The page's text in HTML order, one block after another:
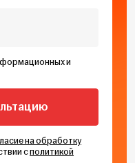
и
на обработку
сполитикой